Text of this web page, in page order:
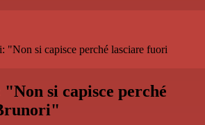
"Non si capisce perché lasciare fuori
si capisce perché